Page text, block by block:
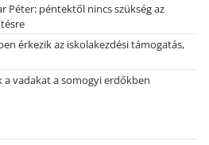
Péter: péntektől nincs szükség az
érkezik az iskolakezdési támogatás,
vadakat a somogyi erdőkben